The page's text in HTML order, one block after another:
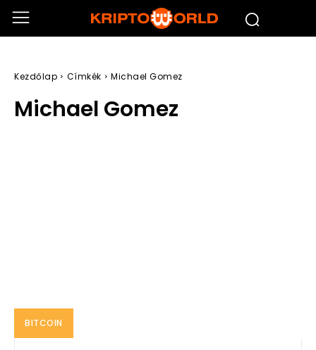
Kezdőlap Címkék Michael Gomez
Michael Gomez
BITCOIN